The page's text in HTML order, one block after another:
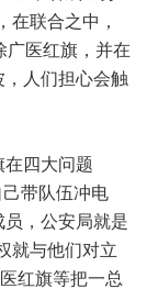
在联合之中，
广医红旗，并在
人们担心会触
四大问题
带队伍冲电
，公安局就是
就与他们对立
红旗等把一总